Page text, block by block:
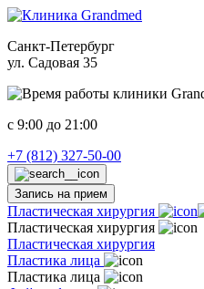
Санкт-Петербург
ул. Садовая 35
c 9:00 до 21:00
+7 (812) 327-50-00
Запись на прием
Пластическая хирургия
Пластическая хирургия
Пластическая хирургия
Пластика лица
Пластика лица